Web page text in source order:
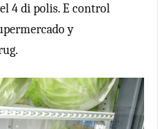
4 di polis. E control
y